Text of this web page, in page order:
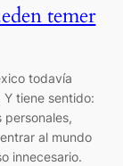
temer
todavía
tiene sentido:
personales,
al mundo
innecesario.